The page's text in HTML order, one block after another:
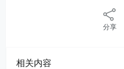
分享
相关内容